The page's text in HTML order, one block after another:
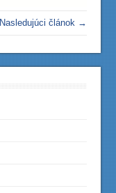
Nasledujúci článok →